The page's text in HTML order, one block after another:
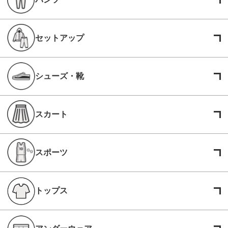
セットアップ
シューズ・靴
スカート
スポーツ
トップス